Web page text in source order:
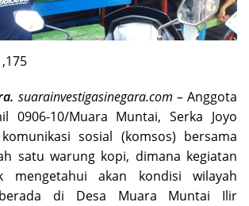
suarainvestigasinegara.com – Anggota
0906-10/Muara Muntai, Serka Joyo
sosial (komsos) bersama
satu warung kopi, dimana kegiatan
mengetahui akan kondisi wilayah
di Desa Muara Muntai Ilir